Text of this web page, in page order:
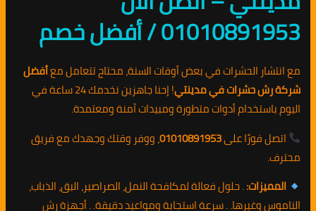
01010891953 / أفضل خصم
مع انتشار الحشرات في بعض أوقات السنة، محتاج تتعامل معأفضل
شركة رش حشرات في مدينتي
! إحنا جاهزين نخدمك 24 ساعة في
اليوم باستخدام أدوات متطورة ومبيدات آمنة ومعتمدة.
اتصل فورًا على01010891953، ووفر وقتك وجهدك مع فريق
محترف.
المميزات:. حلول فعالة لمكافحة النمل، الصراصير، البق، الذباب،
الناموس وغيرها. . سرعة استجابة ومواعيد دقيقة. . أجهزة رش